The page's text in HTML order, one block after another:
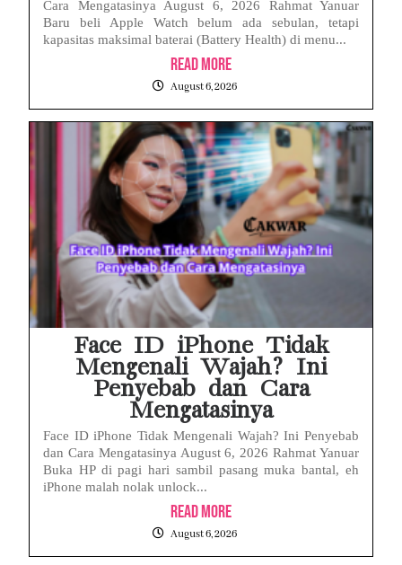
Cara Mengatasinya August 6, 2026 Rahmat Yanuar
Baru beli Apple Watch belum ada sebulan, tetapi
kapasitas maksimal baterai (Battery Health) di menu...
Read More
August 6, 2026
Face ID iPhone Tidak
Mengenali Wajah? Ini
Penyebab dan Cara
Mengatasinya
Face ID iPhone Tidak Mengenali Wajah? Ini Penyebab
dan Cara Mengatasinya August 6, 2026 Rahmat Yanuar
Buka HP di pagi hari sambil pasang muka bantal, eh
iPhone malah nolak unlock...
Read More
August 6, 2026